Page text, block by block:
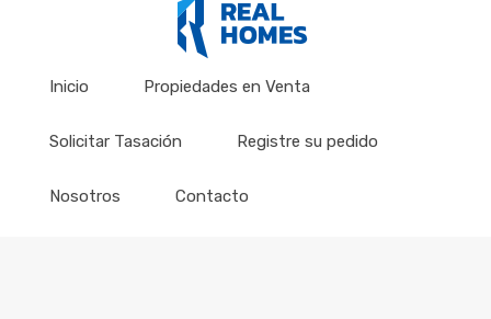
Inicio Propiedades en Venta
Solicitar Tasación Registre su pedido
Nosotros Contacto